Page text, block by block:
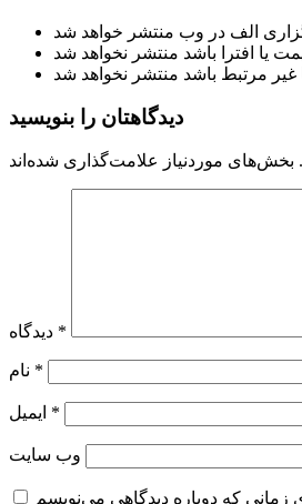
دیدگاهتان را بنویسید
*
*
*
وب‌ سایت